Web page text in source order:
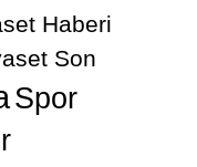
Haberi
Son
Spor